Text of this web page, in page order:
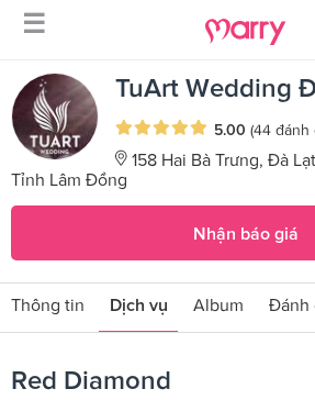
☰
Trang chủ Sản phẩm dịch vụ / Red
TuArt Wedding
5.00 (44 đánh
158 Hai Bà Trưng, Đà
Tỉnh Lâm Đồng
Nhận báo giá
Thông tin Dịch vụ Album Đánh
Red Diamond